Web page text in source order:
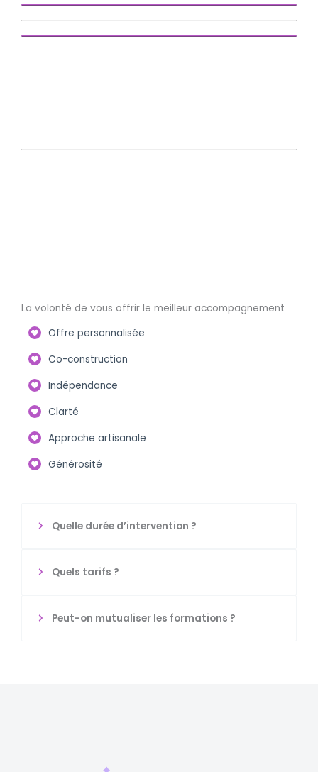
La volonté de vous offrir le meilleur accompagnement
Offre personnalisée
Co-construction
Indépendance
Clarté
Approche artisanale
Générosité
Quelle durée d’intervention ?
Quels tarifs ?
Peut-on mutualiser les formations ?